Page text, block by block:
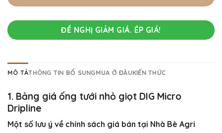
ĐỀ NGHỊ GIẢM GIÁ. ÉP GIÁ!
MÔ TẢTHÔNG TIN BỔ SUNGMUA Ở ĐÂUKIẾN THỨC
1. Bảng giá ống tưới nhỏ giọt DIG Micro
Dripline
Một số lưu ý về chính sách giá bán tại Nhà Bè Agri